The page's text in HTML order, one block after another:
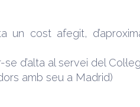
cost afegit,
d’alta al servei del
amb seu a Madrid)